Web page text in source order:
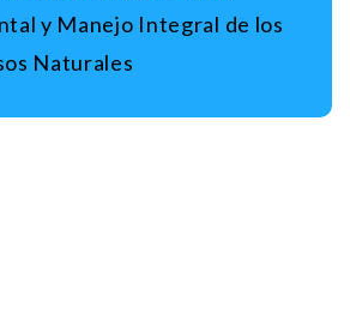
y Manejo Integral de los
Naturales